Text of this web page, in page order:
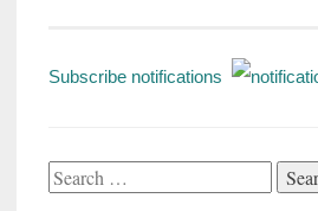
Subscribe notifications
Search